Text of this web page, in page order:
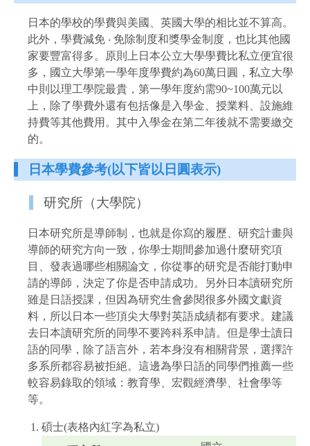
日本的學校的學費與美國、英國大學的相比並不算高。
此外，學費減免 ‧ 免除制度和獎學金制度，也比其他國
家要豐富得多。
原則上日本公立大學學費比私立便宜很
多，國立大學第一學年度學費約為60萬日圓，私立大學
中則以理工學院最貴，第一學年度約需90~100萬元以
上，除了學費外還有包括像是入學金、授業料、設施維
持費等其他費用。其中入學金在第二年後就不需要繳交
的。
日本學費參考(以下皆以日圓表示)
研究所（大學院）
日本研究所是導師制，也就是你寫的履歷、研究計畫與
導師的研究方向一致，你學士期間參加過什麼研究項
目、發表過哪些相關論文，你從事的研究是否能打動申
請的導師，決定了你是否申請成功。另外日本讀研究所
雖是日語授課，但因為研究生會參閱很多外國文獻資
料，所以日本一些頂尖大學對英語成績都有要求。建議
去日本讀研究所的同學不要跨科系申請。但是學士讀日
語的同學，除了語言外，若本身沒有相關背景，選擇許
多系所都容易被拒絕。這邊為學日語的同學們推薦一些
較容易錄取的領域：教育學、宏觀經濟學、社會學等
等。
碩士(表格內紅字為私立)